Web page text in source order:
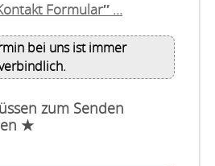
Formular″ …
bei uns ist immer
zum Senden
★